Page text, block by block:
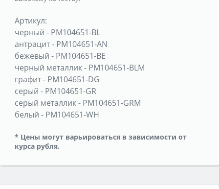
Артикул:
черный - PM104651-BL
антрацит- PM104651-AN
бежевый - PM104651-BE
черный металлик- PM104651-BLM
графит- PM104651-DG
серый - PM104651-GR
серый металлик- PM104651-GRM
белый - PM104651-WH
* Цены могут варьироваться в зависимости от
курса рубля.